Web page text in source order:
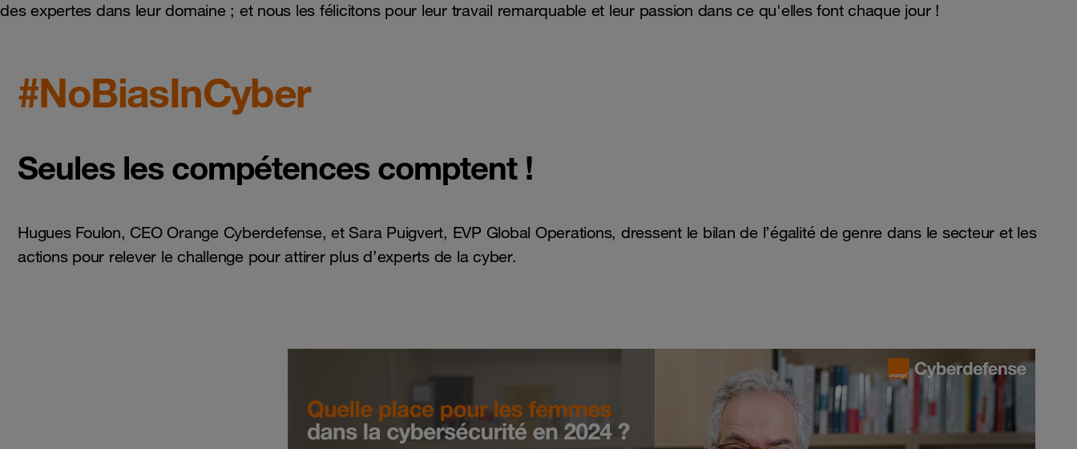
des expertes dans leur domaine ; et nous les félicitons pour leur travail remarquable et leur passion dans ce qu'elles font chaque jour !
#NoBiasInCyber
Seules les compétences comptent !
Hugues Foulon, CEO Orange Cyberdefense, et Sara Puigvert, EVP Global Operations, dressent le bilan de l’égalité de genre dans le secteur et les
actions pour relever le challenge pour attirer plus d’experts de la cyber.